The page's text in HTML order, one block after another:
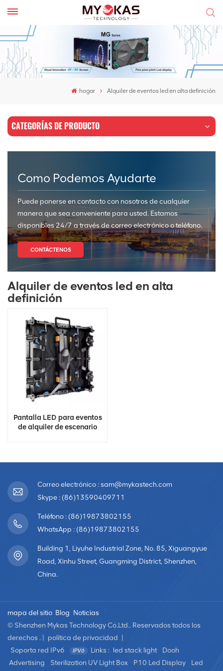
hogar Alquiler de eventos led en alta definición
CATEGORÍAS DE PRODUCTO
Como Podemos Ayudarte
Puede ponerse en contacto con nosotros de cualquier
manera que sea conveniente para usted. Estamos
disponibles 24/7 a través de correo electrónico o teléfono.
CONTÁCTENOS
Alquiler de eventos led en alta
definición
Pantalla LED para eventos
de alquiler de escenario
Correo electrónico : sam@mykastech.com
Skype : (86)13590409711
Teléfono : (86)19873802155
WhatsApp : (86)19873802155
Building 1, Liyuhe Industrial Zone, No. 85, Xiguangyue
Road, Xinhu Street, Guangming District, Shenzhen,
China.
mapa del sitio Blog Noticias
© Shenzhen Mykas Technology Co.Ltd.. Reservados todos los
derechos . |
política de privacidad
Soporta red IPv6
Links : led stack light
Dooh
Advertising
Sterilization UV Light Box P10 Led Display
Led